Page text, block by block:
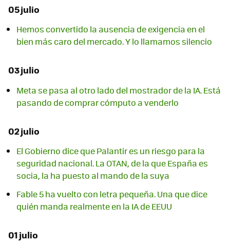
05 julio
Hemos convertido la ausencia de exigencia en el
bien más caro del mercado. Y lo llamamos silencio
03 julio
Meta se pasa al otro lado del mostrador de la IA. Está
pasando de comprar cómputo a venderlo
02 julio
El Gobierno dice que Palantir es un riesgo para la
seguridad nacional. La OTAN, de la que España es
socia, la ha puesto al mando de la suya
Fable 5 ha vuelto con letra pequeña. Una que dice
quién manda realmente en la IA de EEUU
01 julio